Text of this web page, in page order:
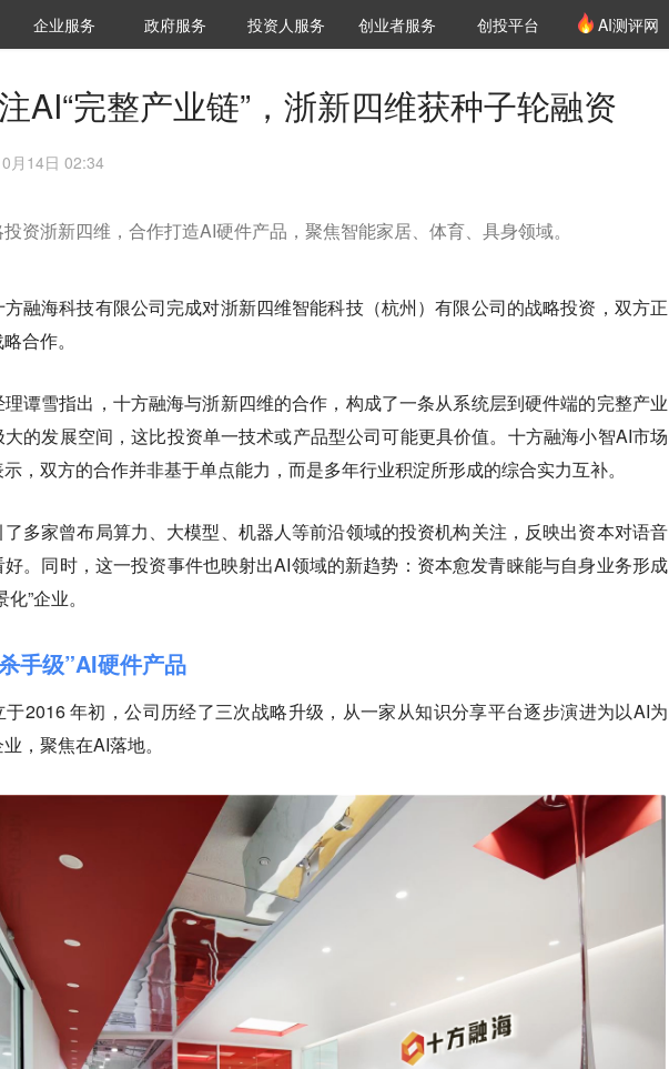
36Kr研究院
企业服务 城市之窗
政府服务 VClub投资机构库
投资机构职位推介
投资人服务 创投氪堂
创业者服务 创投平台 AI测评网
AI“完整产业链”，浙新四维获种子轮融资
月14日 02:34
资浙新四维，合作打造AI硬件产品，聚焦智能家居、体育、具身领域。
融海科技有限公司完成对浙新四维智能科技（杭州）有限公司的战略投资，双方正
合作。
谭雪指出，十方融海与浙新四维的合作，构成了一条从系统层到硬件端的完整产业
的发展空间，这比投资单一技术或产品型公司可能更具价值。十方融海小智AI市场
，双方的合作并非基于单点能力，而是多年行业积淀所形成的综合实力互补。
多家曾布局算力、大模型、机器人等前沿领域的投资机构关注，反映出资本对语音
。同时，这一投资事件也映射出AI领域的新趋势：资本愈发青睐能与自身业务形成
”企业。
手级”AI硬件产品
2016 年初，公司历经了三次战略升级，从一家从知识分享平台逐步演进为以AI为
，聚焦在AI落地。